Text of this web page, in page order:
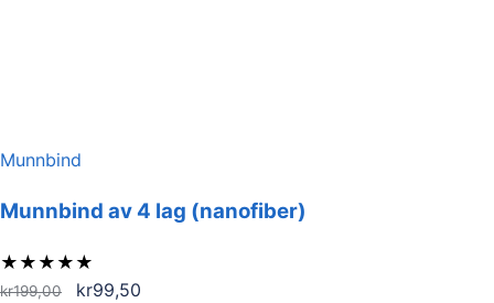
Munnbind
Munnbind av 4 lag (nanofiber)
★ ★ ★ ★ ★
kr199,00
Opprinnelig
kr99,50